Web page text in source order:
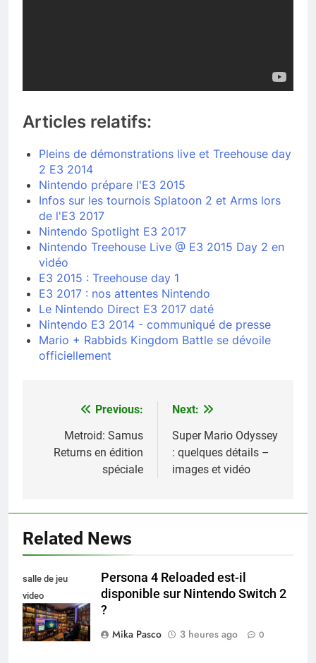
Articles relatifs:
Pleins de démonstrations live et Treehouse day
2 E3 2014
Nintendo prépare l'E3 2015
Infos sur les tournois Splatoon 2 et Arms lors
de l'E3 2017
Nintendo Spotlight E3 2017
Nintendo Treehouse Live @ E3 2015 Day 2 en
vidéo
E3 2015 : Treehouse day 1
E3 2017 : nos attentes Nintendo
Le Nintendo Direct E3 2017 daté
Nintendo E3 2014 - communiqué de presse
Mario + Rabbids Kingdom Battle se dévoile
officiellement
NavigationPrevious:
Metroid: Samus
Returns en édition
spéciale
Next:
Super Mario Odyssey
: quelques détails –
images et vidéo
Related News
salle de jeu
video
collectionneur
Persona 4 Reloaded est-il
disponible sur Nintendo Switch 2
?
Mika Pasco
3 heures ago 0